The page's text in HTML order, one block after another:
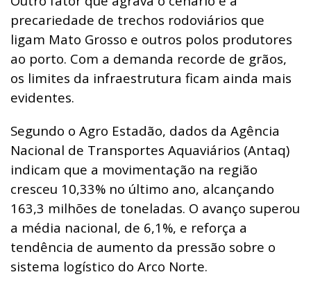
precariedade de trechos rodoviários que
ligam Mato Grosso e outros polos produtores
ao porto. Com a demanda recorde de grãos,
os limites da infraestrutura ficam ainda mais
evidentes.
Segundo o Agro Estadão, dados da Agência
Nacional de Transportes Aquaviários (Antaq)
indicam que a movimentação na região
cresceu 10,33% no último ano, alcançando
163,3 milhões de toneladas. O avanço superou
a média nacional, de 6,1%, e reforça a
tendência de aumento da pressão sobre o
sistema logístico do Arco Norte.